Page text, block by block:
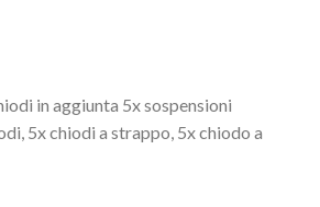
in aggiunta 5x sospensioni
5x chiodi a strappo, 5x chiodo a